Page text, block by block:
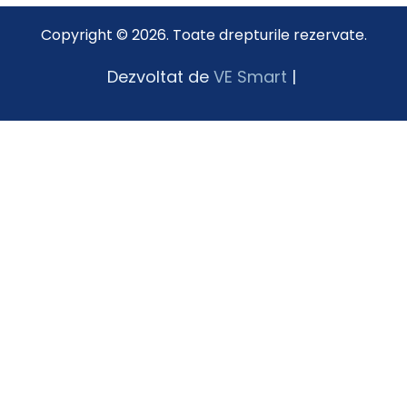
Copyright © 2026. Toate drepturile rezervate.
Dezvoltat de VE Smart |